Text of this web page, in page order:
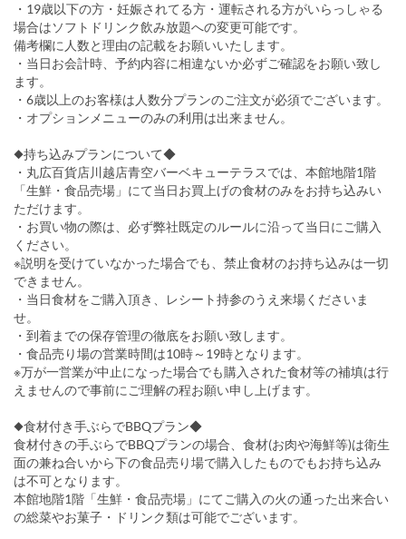
・19歳以下の方・妊娠されてる方・運転される方がいらっしゃる
場合はソフトドリンク飲み放題への変更可能です。
備考欄に人数と理由の記載をお願いいたします。
・当日お会計時、予約内容に相違ないか必ずご確認をお願い致し
ます。
・6歳以上のお客様は人数分プランのご注文が必須でございます。
・オプションメニューのみの利用は出来ません。
◆持ち込みプランについて◆
・丸広百貨店川越店青空バーベキューテラスでは、本館地階1階
「生鮮・食品売場」にて当日お買上げの食材のみをお持ち込みい
ただけます。
・お買い物の際は、必ず弊社既定のルールに沿って当日にご購入
ください。
※説明を受けていなかった場合でも、禁止食材のお持ち込みは一切
できません。
・当日食材をご購入頂き、レシート持参のうえ来場くださいま
せ。
・到着までの保存管理の徹底をお願い致します。
・食品売り場の営業時間は10時～19時となります。
※万が一営業が中止になった場合でも購入された食材等の補填は行
えませんので事前にご理解の程お願い申し上げます。
◆食材付き手ぶらでBBQプラン◆
食材付きの手ぶらでBBQプランの場合、食材(お肉や海鮮等)は衛生
面の兼ね合いから下の食品売り場で購入したものでもお持ち込み
は不可となります。
本館地階1階「生鮮・食品売場」にてご購入の火の通った出来合い
の総菜やお菓子・ドリンク類は可能でございます。